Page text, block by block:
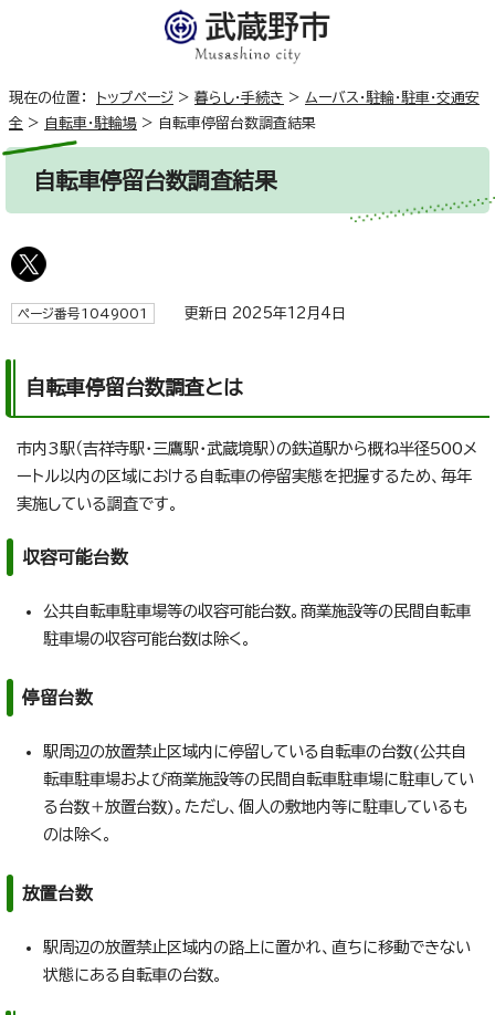
現在の位置： トップページ > 暮らし・手続き > ムーバス・駐輪・駐車・交通安
全 > 自転車・駐輪場 > 自転車停留台数調査結果
自転車停留台数調査結果
ページ番号1049001 更新日 2025年12月4日
自転車停留台数調査とは
市内3駅（吉祥寺駅・三鷹駅・武蔵境駅）の鉄道駅から概ね半径500メ
ートル以内の区域における自転車の停留実態を把握するため、毎年
実施している調査です。
収容可能台数
公共自転車駐車場等の収容可能台数。商業施設等の民間自転車
駐車場の収容可能台数は除く。
停留台数
駅周辺の放置禁止区域内に停留している自転車の台数(公共自
転車駐車場および商業施設等の民間自転車駐車場に駐車してい
る台数＋放置台数)。ただし、個人の敷地内等に駐車しているも
のは除く。
放置台数
駅周辺の放置禁止区域内の路上に置かれ、直ちに移動できない
状態にある自転車の台数。